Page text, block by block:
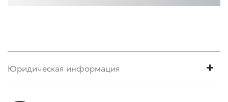
Юридическая информация